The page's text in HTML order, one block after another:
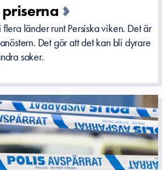
länder runt Persiska viken. Det är
Det gör att det kan bli dyrare
saker.